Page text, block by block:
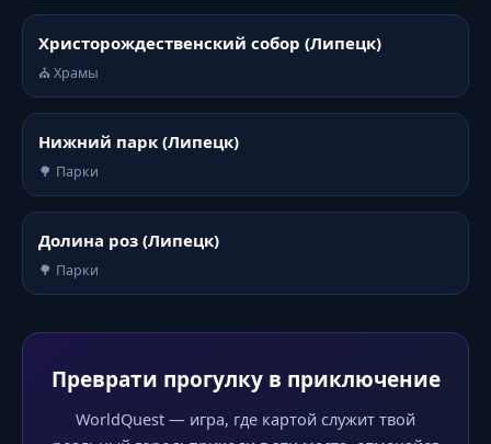
Христорождественский собор (Липецк)
⛪ Храмы
Нижний парк (Липецк)
🌳 Парки
Долина роз (Липецк)
🌳 Парки
Преврати прогулку в приключение
WorldQuest — игра, где картой служит твой